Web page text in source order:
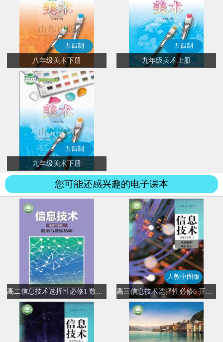
五四制
八年级美术下册
五四制
九年级美术上册
五四制
九年级美术下册
您可能还感兴趣的电子课本
高二信息技术选择性必修1 数据与数据结构
人教中图版
高三信息技术选择性必修6 开源硬件项目设计(人教中图版)